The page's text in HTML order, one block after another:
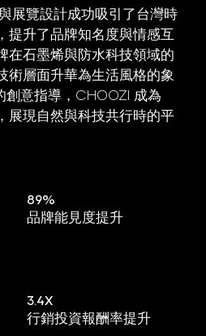
展覽設計成功吸引了台灣時
提升了品牌知名度與情感互
在石墨烯與防水科技領域的
術層面升華為生活風格的象
創意指導，CHOOZI 成為
展現自然與科技共行時的平
89%
品牌能見度提升
3.4X
行銷投資報酬率提升